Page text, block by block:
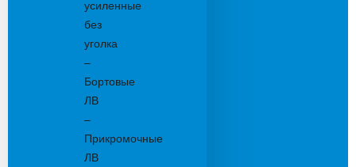
усиленные
без
уголка
–
Бортовые
ЛВ
–
Прикромочные
ЛВ